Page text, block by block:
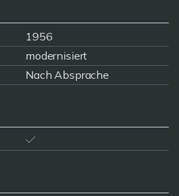
1956
modernisiert
Nach Absprache